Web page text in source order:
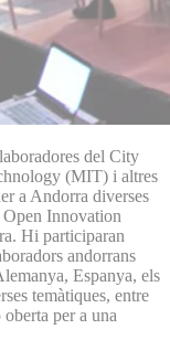
del City
(MIT) i altres
a Andorra diverses
Open Innovation
Hi participaran
andorrans
Espanya, els
temàtiques, entre
per a una